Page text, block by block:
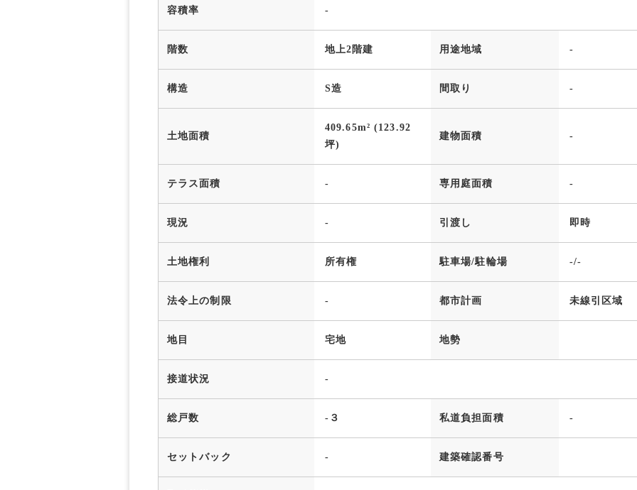
容積率 -
階数 地上2階建 用途地域 -
構造 S造 間取り -
土地面積
409.65m² (123.92
坪)
建物面積 -
テラス面積 - 専用庭面積 -
現況 - 引渡し 即時
土地権利 所有権 駐車場/駐輪場 -/-
法令上の制限 - 都市計画 未線引区域
地目 宅地 地勢
接道状況 -
総戸数 -３ 私道負担面積 -
セットバック - 建築確認番号